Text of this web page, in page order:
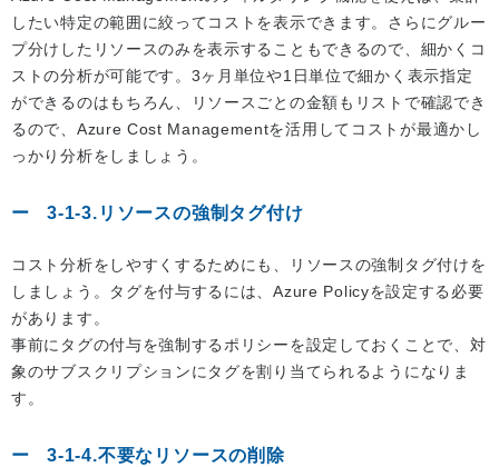
したい特定の範囲に絞ってコストを表示できます。さらにグルー
プ分けしたリソースのみを表示することもできるので、細かくコ
ストの分析が可能です。3ヶ月単位や1日単位で細かく表示指定
ができるのはもちろん、リソースごとの金額もリストで確認でき
るので、Azure Cost Managementを活用してコストが最適かし
っかり分析をしましょう。
3-1-3.リソースの強制タグ付け
コスト分析をしやすくするためにも、リソースの強制タグ付けを
しましょう。タグを付与するには、Azure Policyを設定する必要
があります。
事前にタグの付与を強制するポリシーを設定しておくことで、対
象のサブスクリプションにタグを割り当てられるようになりま
す。
3-1-4.不要なリソースの削除